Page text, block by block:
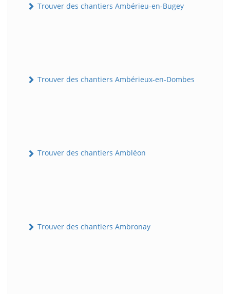
Trouver des chantiers Ambérieu-en-Bugey
Trouver des chantiers Ambérieux-en-Dombes
Trouver des chantiers Ambléon
Trouver des chantiers Ambronay